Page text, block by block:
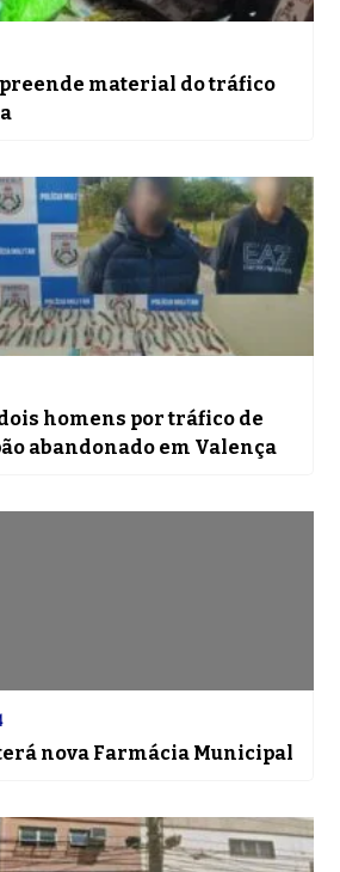
material do tráfico
homens por tráfico de
abandonado em Valença
nova Farmácia Municipal